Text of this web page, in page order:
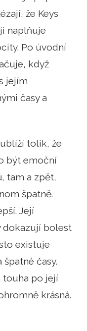
že Keys
naplňuje
Po úvodní
když
jejím
časy a
tolik, že
být emoční
tam a zpět,
špatně.
Její
dokazují bolest
existuje
časy.
touha po její
krásná.